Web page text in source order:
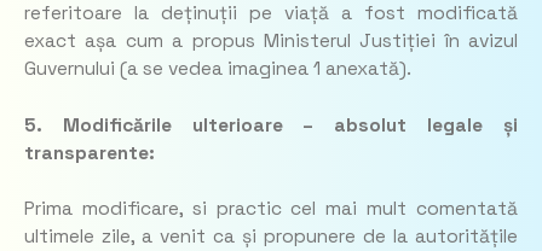
referitoare la deținuții pe viață a fost modificată
exact așa cum a propus Ministerul Justiției în avizul
Guvernului (a se vedea imaginea 1 anexată).
5. Modificările ulterioare – absolut legale și
transparente:
Prima modificare, si practic cel mai mult comentată
ultimele zile, a venit ca și propunere de la autoritățile